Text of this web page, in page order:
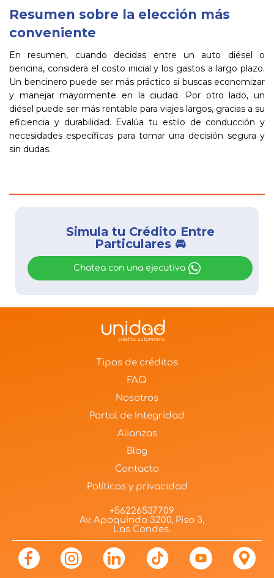
Resumen sobre la elección más
conveniente
En resumen, cuando decidas entre un auto diésel o
bencina, considera el costo inicial y los gastos a largo plazo.
Un bencinero puede ser más práctico si buscas economizar
y manejar mayormente en la ciudad. Por otro lado, un
diésel puede ser más rentable para viajes largos, gracias a su
eficiencia y durabilidad. Evalúa tu estilo de conducción y
necesidades específicas para tomar una decisión segura y
sin dudas.
Simula tu Crédito Entre
Particulares 🚘
Chatea con una ejecutiva
Tipos de créditos
FAQ
Nosotros
Portal de Integridad
Alianzas
Blog
Contacto
Políticas y privacidad
+56226537709
Av. Apoquindo 3200, Piso 3,
Las Condes.